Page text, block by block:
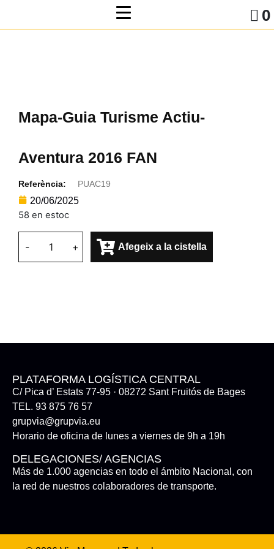
0
Mapa-Guia Turisme Actiu-
Aventura 2016 FAN
Referència: PUAC19
20/06/2025
58 en estoc
- + Afegeix a la cistella
PLATAFORMA LOGÍSTICA CENTRAL
C/ Pica d’ Estats 77-95 · 08272 Sant Fruitós de Bages
TEL. 93 875 76 57
grupvia@grupvia.eu
Horario de oficina de lunes a viernes de 9h a 19h
DELEGACIONES/ AGENCIAS
Más de 1.000 agencias en todo el ámbito Nacional, con
la red de nuestros colaboradores de transporte.